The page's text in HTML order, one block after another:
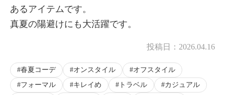
あるアイテムです。
真夏の陽避けにも大活躍です。
投稿日： 2026.04.16
春夏コーデ オンスタイル
オフスタイル
フォーマル
キレイめ トラベル
カジュアル